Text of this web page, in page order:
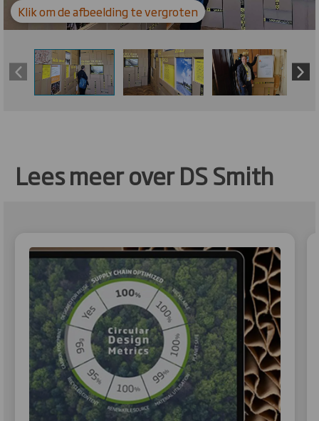
Klik om de afbeelding te vergroten
Lees meer over DS Smith